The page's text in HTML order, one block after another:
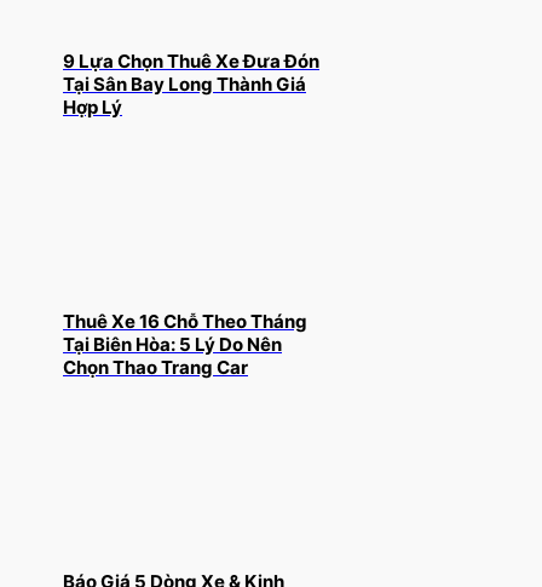
9 Lựa Chọn Thuê Xe Đưa Đón
Tại Sân Bay Long Thành Giá
Hợp Lý
Thuê Xe 16 Chỗ Theo Tháng
Tại Biên Hòa: 5 Lý Do Nên
Chọn Thao Trang Car
Báo Giá 5 Dòng Xe & Kinh